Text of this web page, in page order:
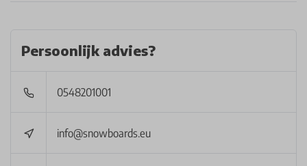
Persoonlijk advies?
0548201001
info@snowboards.eu